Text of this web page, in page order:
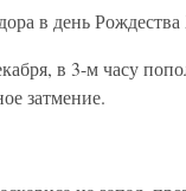
в день Рождества
в 3-м часу
затмение.